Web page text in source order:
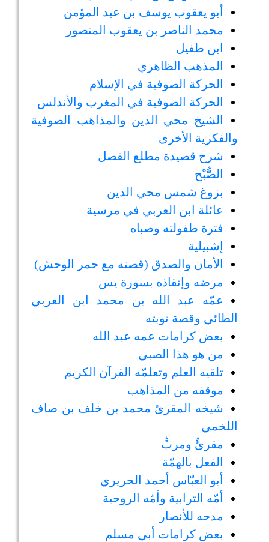
أبو يعقوب يوسف بن عبد المؤمن
محمد الناصر بن يعقوب المنصور
ابن طفيل
المذهب الظاهري
الحركة الصوفية في الإسلام
الحركة الصوفية في المغرب والأندلس
الشيخ محي الدين والمذاهب الصوفية
والفكرية الأخرى
شرح قصيدة مطلع الفصل
الصُّبْح
بزوغ شمس محي الدين
عائلة ابن العربي في مرسية
فترة طفولته وصباه
إشبيلية
الأمان والصدق (قصته مع حمر الوحش)
مرضه وإنقاذه بسورة يس
عمّه عبد الله بن محمد ابن العربي
الطائي وقصة توبته
بعض كرامات عمه عبد الله
من هو هذا الصبي
تلقيه العلم وتعلمّه القرآن الكريم
موقفه من المذاهب
شيخه المقرئ محمد بن خلف بن صاف
اللخمي
مقرئٌ ومربٍّ
الفعل بالهمّة
أبو العبّاس أحمد الحريري
أمّه الترابية وأمّه الروحية
مدحه للأنصار
بعض كرامات أبي مسلم